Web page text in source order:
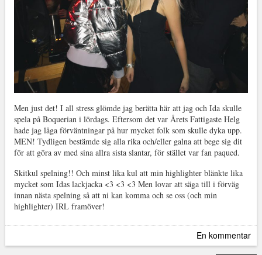
Men just det! I all stress glömde jag berätta här att jag och Ida skulle
spela på Boquerian i lördags. Eftersom det var Årets Fattigaste Helg
hade jag låga förväntningar på hur mycket folk som skulle dyka upp.
MEN! Tydligen bestämde sig alla rika och/eller galna att bege sig dit
för att göra av med sina allra sista slantar, för stället var fan paqued.
Skitkul spelning!! Och minst lika kul att min highlighter blänkte lika
mycket som Idas lackjacka <3 <3 <3 Men lovar att säga till i förväg
innan nästa spelning så att ni kan komma och se oss (och min
highlighter) IRL framöver!
En kommentar